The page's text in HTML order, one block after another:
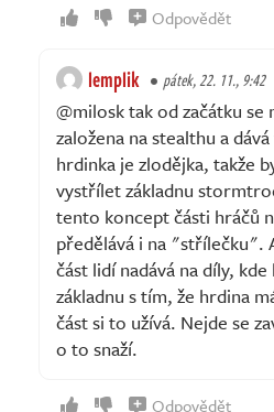
Odpovědět
lemplik pátek, 22. 11., 9:42
@milosk tak od začátku
založena na stealthu a
hrdinka je zlodějka, takže
vystřílet základnu
tento koncept části hráčů
předělává i na "střílečku".
část lidí nadává na díly,
základnu s tím, že hrdina
část si to užívá. Nejde se
o to snaží.
Odpovědět